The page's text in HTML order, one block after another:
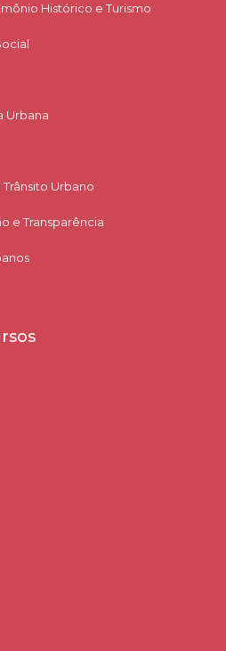
Histórico e Turismo
Urbana
Urbano
e Transparência